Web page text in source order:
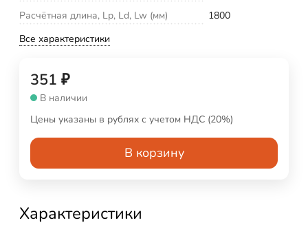
Расчётная длина, Lp, Ld, Lw (мм)
1800
Все характеристики
351 ₽
В наличии
Цены указаны в рублях с учетом НДС (20%)
В корзину
Характеристики